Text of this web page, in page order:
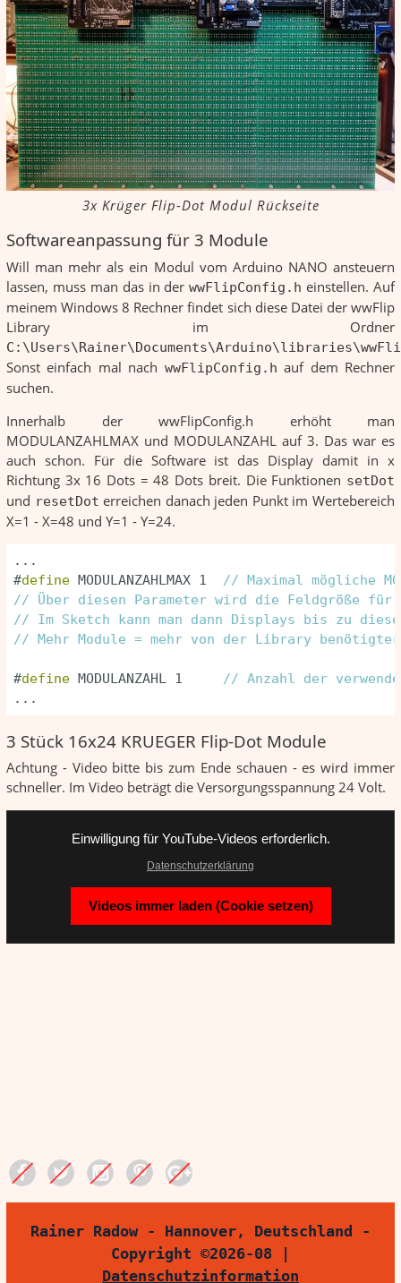
3x Krüger Flip-Dot Modul Rückseite
Softwareanpassung für 3 Module
Will man mehr als ein Modul vom Arduino NANO ansteuern
lassen, muss man das in derwwFlipConfig.h einstellen. Auf
meinem Windows 8 Rechner findet sich diese Datei der wwFlip
Library im Ordner
Sonst einfach mal nach wwFlipConfig.h auf dem Rechner
suchen.
Innerhalb der wwFlipConfig.h erhöht man
MODULANZAHLMAX und MODULANZAHL auf 3. Das war es
auch schon. Für die Software ist das Display damit in x
Richtung 3x 16 Dots = 48 Dots breit. Die Funktionen setDot
und resetDot erreichen danach jeden Punkt im Wertebereich
X=1 - X=48 und Y=1 - Y=24.
#define MODULANZAHLMAX 1 // Maximal mögliche
// Über diesen Parameter wird die Feldgröße
// Im Sketch kann man dann Displays bis zu
// Mehr Module = mehr von der Library
#define MODULANZAHL 1 // Anzahl der
...
3 Stück 16x24 KRUEGER Flip-Dot Module
Achtung - Video bitte bis zum Ende schauen - es wird immer
schneller. Im Video beträgt die Versorgungsspannung 24 Volt.
Einwilligung für YouTube-Videos erforderlich.
Datenschutzerklärung
Videos immer laden (Cookie setzen)
Rainer Radow - Hannover, Deutschland -
Copyright ©2026-08 |
Datenschutzinformation